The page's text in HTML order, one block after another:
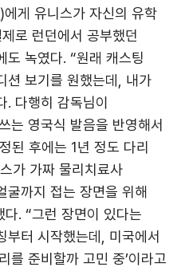
)에게 유니스가 자신의 유학
로 런던에서 공부했던
도 녹였다. “원래 캐스팅
션 보기를 원했는데, 내가
다행히 감독님이
는 영국식 발음을 반영해서
된 후에는 1년 정도 다리
가 가짜 물리치료사
굴까지 접는 장면을 위해
. “그런 장면이 있다는
부터 시작했는데, 미국에서
를 준비할까 고민 중’이라고